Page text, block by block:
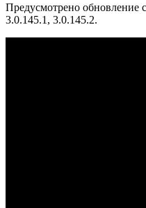
Предусмотрено обновление
3.0.145.1, 3.0.145.2.